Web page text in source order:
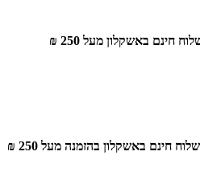
באשקלון מעל 250 ₪
באשקלון בהזמנה מעל 250 ₪